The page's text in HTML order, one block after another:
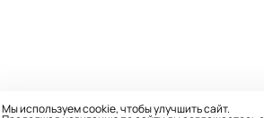
Мы используем cookie, чтобы улучшить сайт.